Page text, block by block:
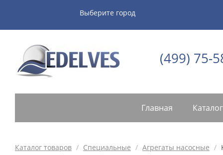
Выберите город
(499) 75-
Главная
Каталог товаров / Специальные / Агрегаты насосные /